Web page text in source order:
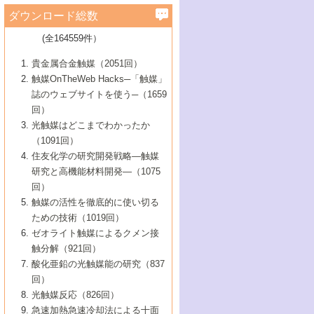
立大学）
ールホテル豊橋）
B号 第111回触媒討論会（2013年・関西大
7号 水素を利用する化成品合成の新潮流
6号 新しい固体酸触媒技術
7号 ゼオライト合成における最近の進歩
5号 触媒を有効に使うための技術
7号 有機分子触媒による精密有機合成
8号 高機能化ポリオレフィンに向けた重合
触媒の最近の進展
蔵技術の進歩
5号 CO2が関わる触媒・材料
7号 持続可能社会実現のための触媒および
触媒関連技術
4号 錯体を利用したユニークな表面構造の
構築と機能
5号 若手会員による触媒研究の未来展望1：
企業編
6号 第102回触媒討論会
7号 触媒・化学反応における計算化学の進
8号 若手研究者による触媒研究の未来展望
2：大学・研究所編
3号 実用的ファインケミカル合成プロセス
を実現する触媒
5号 こんな物質，あんな物質―新たな触媒
の可能性―
7号 『結晶の化学』を活かした触媒研究
8号 イオン液体の応用
2号 第97回触媒討論会
3号 リビング重合触媒の最近の展開
5号 水素製造・貯蔵のための触媒技術の新
しい展開
6号 第98回触媒討論会
7号 基礎化学品製造の触媒技術
8号 多機能型リアクター
1号 最近の触媒担体とその効果
2号 第95回触媒討論会
4号 水分解用光触媒材料
5号 時間分解分光の進歩と応用
6号 第96回触媒討論会
8号 超臨界流体を用いた化学プロセスの新
▼46巻（2004年）
1号 部分酸化反応触媒の最前線
2号 第93回触媒討論会
3号 特殊エネルギー場の触媒反応
4号 生体内における金属の触媒作用
5号 ファインケミカルズの展開に寄与する
6号 第94回触媒討論会
7号 サブナノレベルでみた新しい表面現象
8号 オレフィン重合触媒の新たな展
▼45巻（2003年）
1号 なぜこの触媒が良いのか？
2号 第91回触媒討論会
3号 最近の自動車排ガス処理技術
4号 触媒研究の現状と将来─第90回触媒討論
5号 基礎化学品製造の触媒技術
6号 第92回触媒討論会
7号 基礎化学品製造の触媒技術
8号 資源の循環と触媒技術
▼44巻（2002年）
1号 高次制御された触媒の化学
2号 第89回触媒討論会
3号 触媒を利用した電気化学の新展開
4号 ナノ材料の調製と機能化
5号 こんな触媒が欲しい
6号 第90回触媒討論会
7号 触媒研究と学術雑誌/情報
8号 若い世代からみた触媒化学の現状と未
▼43巻（2001年）
1号 グリーンケミストリーと触媒
2号 第87回触媒討論会特集号
3号 生体触媒とバイオプロセス
4号 水素製造・利用の触媒化学
5号 触媒研究における新しい切り口：コン
ビナトリアルケミストリー
6号 第88回触媒討論会特集号
7号 企業における触媒研究のブレークスル
8号 この材料を触媒として使ってみません
▼42巻（2000年）
1号 触媒反応工学の明日を拓く
2号 第85回触媒討論会
3号 反応ダイナミクス
5号 触媒のおもしろさをどのように伝える
6号 第86回触媒討論会
7号 水素化精製触媒の新しい展開
8号 新しい反応性と機能性を目指した金属
クラスタ-化学
▼41巻（1999年）
1号 孔、穴、あな?-特異な空間とその利用-
2号 第83回触媒討論会
3号 均一系触媒反応最前線
4号 実用炭素材料の新展開
5号 研究の方法論を考える
7号 機能性金属材料と触媒
8号 触媒研究へのNMRの応用と展望
▼40巻（1998年）
進展と21世紀への提言/創立40周年記念・触
媒学会この10年の歩みとこれから/創立40周
2号 第81回触媒討論会
3号 計算機触媒化学へのさそい
4号 触媒劣化の制御と予測
5号 最新の実用プロセスと触媒
6号 第82回触媒討論会
1号 均一系と不均一系触媒反応-その特徴と
接点
2号 第79回触媒討論会
3号 最新NO除去触媒の実用化研究
4号 新しい反応場を目指した触媒調製
5号 反応・分離技術の新しい展開
6号 第80回触媒討論会
▼38巻（1996年）
1号 触媒の構造と触媒作用/C1化学を中心と
する21世紀への触媒
3号 オリンピックメダル:金・銀・銅はどん
な触媒作用を示すか
4号 触媒作用における機能の複合化
▼37巻（1995年）
1号 ファインケミカルズと固体触媒
2号 第75回触媒討論会
3号 希土類を利用した触媒
4号 触媒とリサイクル
5号 エネルギー変換触媒
▼36巻（1994年）
1号 電気化学と触媒
2号 第73回触媒討論会
3号 C4化学の展開
4号 《通常号》
▼35巻（1993年）
1号 工業触媒開発マニュアル―探索から工
業化まで
2号 第71回触媒討論会
▼34巻（1992年）
1号 インパクトを与えたこの研究
2号 第69回触媒討論会
▼33巻（1991年）
1号 触媒プロセス開発マニュアル―探索か
▼32巻（1990年）
ダウンロード総数
(全164559件）
貴金属合金触媒（2051回）
触媒OnTheWeb Hacks─「触媒」
誌のウェブサイトを使う─（1659
回）
光触媒はどこまでわかったか
（1091回）
住友化学の研究開発戦略―触媒
研究と高機能材料開発―（1075
回）
触媒の活性を徹底的に使い切る
ための技術（1019回）
ゼオライト触媒によるクメン接
触分解（921回）
酸化亜鉛の光触媒能の研究（837
回）
光触媒反応（826回）
急速加熱急速冷却法による十面